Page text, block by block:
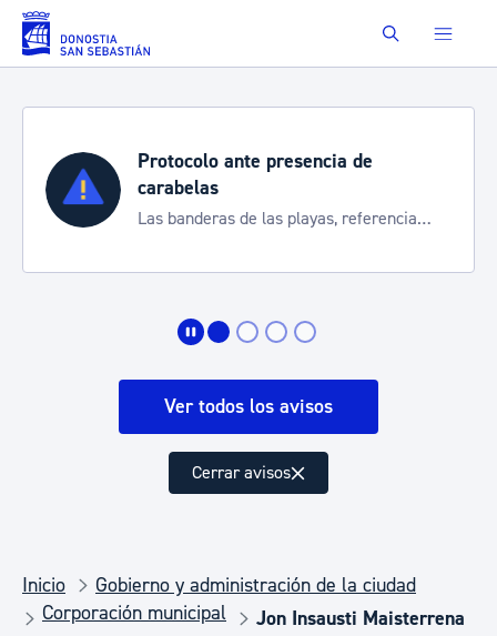
Saltar al contenido principal Buscar
Protocolo ante presencia de
carabelas
Las banderas de las playas, referencia
Ver todos los avisos
Cerrar avisos
Inicio
Gobierno y administración de la ciudad
Corporación municipal
Jon Insausti Maisterrena